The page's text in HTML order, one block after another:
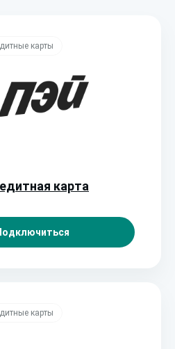
карты
карта
карты